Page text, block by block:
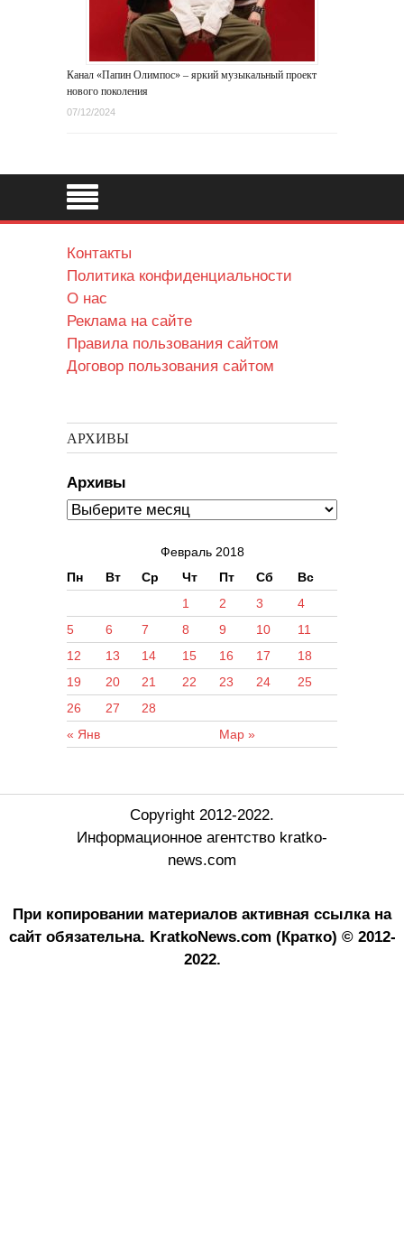
Канал «Папин Олимпос» – яркий музыкальный проект
нового поколения
07/12/2024
Контакты
Политика конфиденциальности
О нас
Реклама на сайте
Правила пользования сайтом
Договор пользования сайтом
АРХИВЫ
Архивы
Февраль 2018
Пн
Вт Ср Чт Пт Сб Вс
« Янв Мар »
1 2 3
4
5
6 7 8 9 10
11
12
13 14 15 16 17
18
19
20 21 22 23 24
25
26
27 28
Copyright 2012-2022.
Информационное агентство kratko-
news.com
При копировании материалов активная ссылка на
сайт обязательна. KratkoNews.com (Кратко) © 2012-
2022.